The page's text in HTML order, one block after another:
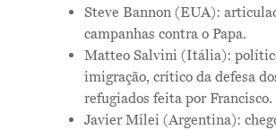
Steve Bannon (EUA):
campanhas contra o Papa.
Matteo Salvini (Itália):
imigração, crítico da defesa
refugiados feita por Francisco.
Javier Milei (Argentina):